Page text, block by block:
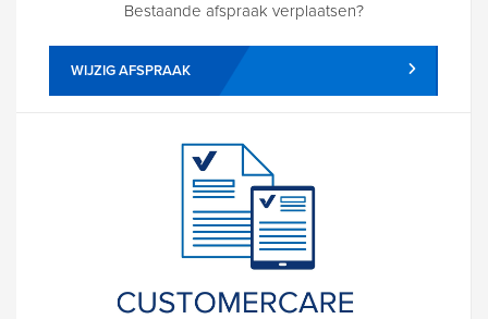
Bestaande afspraak verplaatsen?
WIJZIG AFSPRAAK